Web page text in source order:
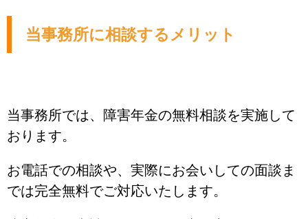
当事務所に相談するメリット
当事務所では、障害年金の無料相談を実施して
おります。
お電話での相談や、実際にお会いしての面談ま
では完全無料でご対応いたします。